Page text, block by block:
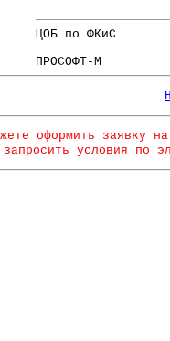
ЦОБ по ФКиС
ПРОСОФТ-М
оформить заявку
запросить условия по